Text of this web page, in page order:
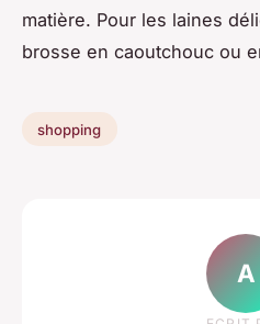
matière. Pour les laines
brosse en caoutchouc ou
shopping
A